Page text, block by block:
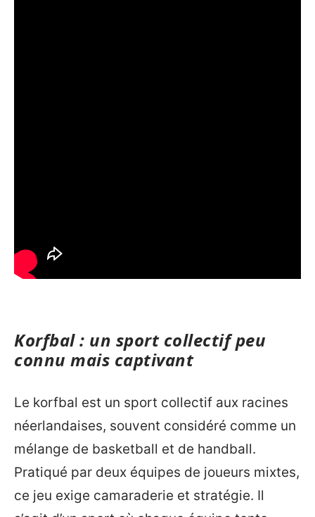
Korfbal : un sport collectif peu
connu mais captivant
Le korfbal est un sport collectif aux racines
néerlandaises, souvent considéré comme un
mélange de basketball et de handball.
Pratiqué par deux équipes de joueurs mixtes,
ce jeu exige camaraderie et stratégie. Il